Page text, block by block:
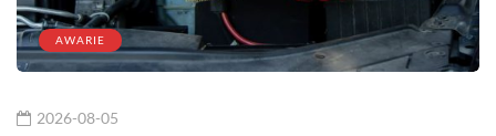
AWARIE
2026-08-05